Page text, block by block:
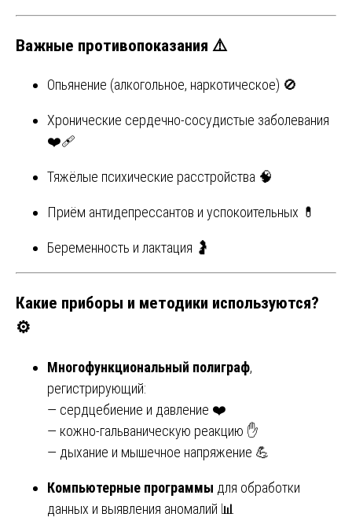
Важные противопоказания ⚠️
Опьянение (алкогольное, наркотическое) 🚫
Хронические сердечно-сосудистые заболевания
❤️‍🩹
Тяжёлые психические расстройства 🧠
Приём антидепрессантов и успокоительных 💊
Беременность и лактация 🤰
Какие приборы и методики используются?
⚙️
Многофункциональный полиграф,
регистрирующий:
— сердцебиение и давление ❤️
— кожно-гальваническую реакцию ✋
— дыхание и мышечное напряжение 💪
Компьютерные программы для обработки
данных и выявления аномалий 📊